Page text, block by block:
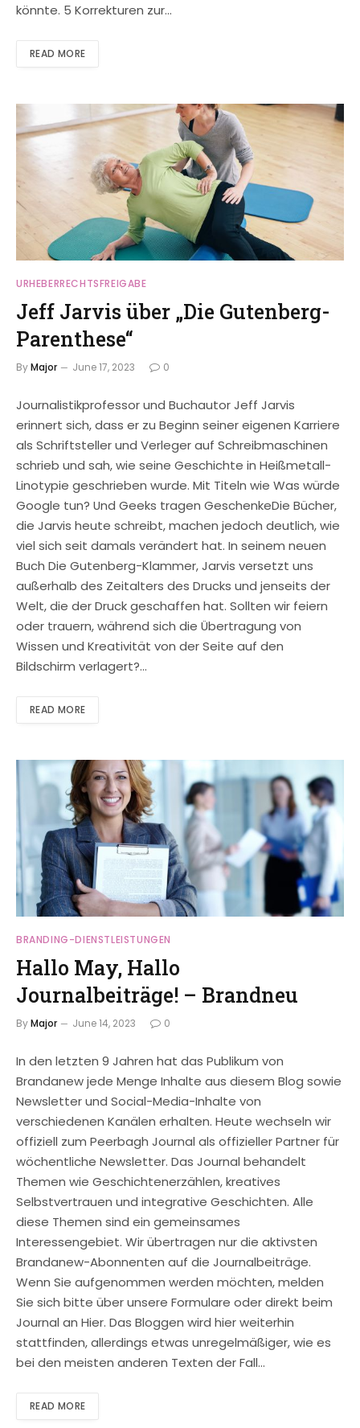
könnte. 5 Korrekturen zur…
READ MORE
URHEBERRECHTSFREIGABE
Jeff Jarvis über „Die Gutenberg-
Parenthese“
ByMajor June 17, 2023 0
Journalistikprofessor und Buchautor Jeff Jarvis
erinnert sich, dass er zu Beginn seiner eigenen Karriere
als Schriftsteller und Verleger auf Schreibmaschinen
schrieb und sah, wie seine Geschichte in Heißmetall-
Linotypie geschrieben wurde. Mit Titeln wie Was würde
Google tun? Und Geeks tragen GeschenkeDie Bücher,
die Jarvis heute schreibt, machen jedoch deutlich, wie
viel sich seit damals verändert hat. In seinem neuen
Buch Die Gutenberg-Klammer, Jarvis versetzt uns
außerhalb des Zeitalters des Drucks und jenseits der
Welt, die der Druck geschaffen hat. Sollten wir feiern
oder trauern, während sich die Übertragung von
Wissen und Kreativität von der Seite auf den
Bildschirm verlagert?…
READ MORE
BRANDING-DIENSTLEISTUNGEN
Hallo May, Hallo
Journalbeiträge! – Brandneu
ByMajor June 14, 2023 0
In den letzten 9 Jahren hat das Publikum von
Brandanew jede Menge Inhalte aus diesem Blog sowie
Newsletter und Social-Media-Inhalte von
verschiedenen Kanälen erhalten. Heute wechseln wir
offiziell zum Peerbagh Journal als offizieller Partner für
wöchentliche Newsletter. Das Journal behandelt
Themen wie Geschichtenerzählen, kreatives
Selbstvertrauen und integrative Geschichten. Alle
diese Themen sind ein gemeinsames
Interessengebiet. Wir übertragen nur die aktivsten
Brandanew-Abonnenten auf die Journalbeiträge.
Wenn Sie aufgenommen werden möchten, melden
Sie sich bitte über unsere Formulare oder direkt beim
Journal an Hier. Das Bloggen wird hier weiterhin
stattfinden, allerdings etwas unregelmäßiger, wie es
bei den meisten anderen Texten der Fall…
READ MORE